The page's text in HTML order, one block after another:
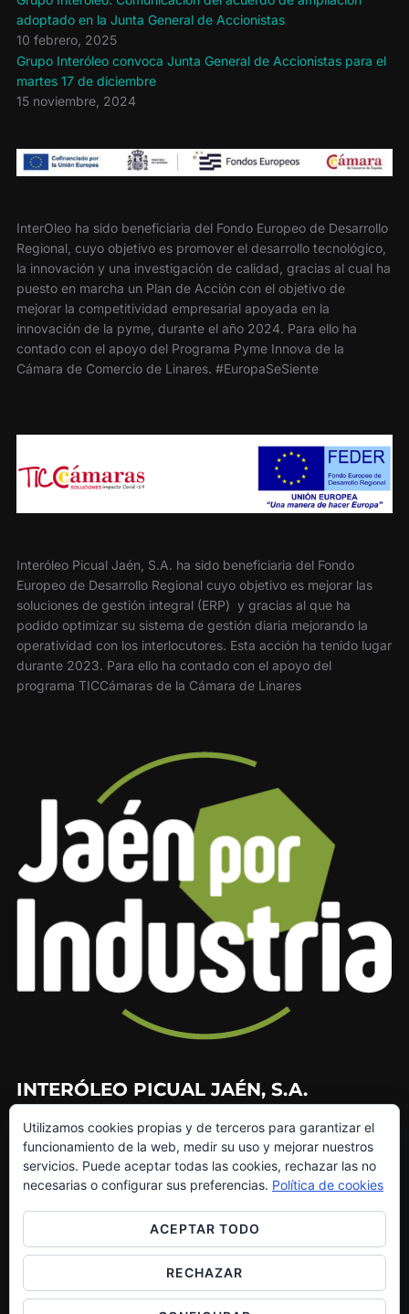
adoptado en la Junta General de Accionistas
10 febrero, 2025
Grupo Interóleo convoca Junta General de Accionistas para el
martes 17 de diciembre
15 noviembre, 2024
InterOleo ha sido beneficiaria del Fondo Europeo de Desarrollo
Regional, cuyo objetivo es promover el desarrollo tecnológico,
la innovación y una investigación de calidad, gracias al cual ha
puesto en marcha un Plan de Acción con el objetivo de
mejorar la competitividad empresarial apoyada en la
innovación de la pyme, durante el año 2024. Para ello ha
contado con el apoyo del Programa Pyme Innova de la
Cámara de Comercio de Linares. #EuropaSeSiente
Interóleo Picual Jaén, S.A. ha sido beneficiaria del Fondo
Europeo de Desarrollo Regional cuyo objetivo es mejorar las
soluciones de gestión integral (ERP) y gracias al que ha
podido optimizar su sistema de gestión diaria mejorando la
operatividad con los interlocutores. Esta acción ha tenido lugar
durante 2023. Para ello ha contado con el apoyo del
programa TICCámaras de la Cámara de Linares
INTERÓLEO PICUAL JAÉN, S.A.
953 226 010
953 272 499
info@interoleo.com
canaldedenuncias@interoleo.com
Copyright © 2026 Grupo Interóleo
Utilizamos cookies propias y de terceros para garantizar el
funcionamiento de la web, medir su uso y mejorar nuestros
servicios. Puede aceptar todas las cookies, rechazar las no
necesarias o configurar sus preferencias. Política de cookies
ACEPTAR TODO
RECHAZAR